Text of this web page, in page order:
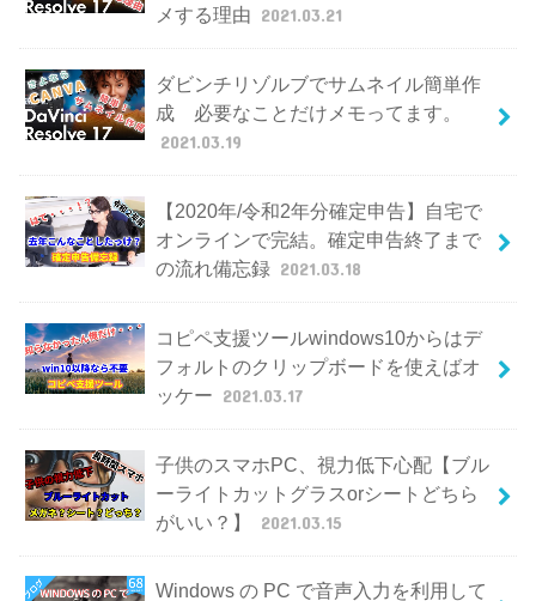
メする理由 2021.03.21
ダビンチリゾルブでサムネイル簡単作
成 必要なことだけメモってます。
2021.03.19
【2020年/令和2年分確定申告】自宅で
オンラインで完結。確定申告終了まで
の流れ備忘録 2021.03.18
コピペ支援ツールwindows10からはデ
フォルトのクリップボードを使えばオ
ッケー 2021.03.17
子供のスマホPC、視力低下心配【ブル
ーライトカットグラスorシートどちら
がいい？】
2021.03.15
Windows の PC で音声入力を利用して